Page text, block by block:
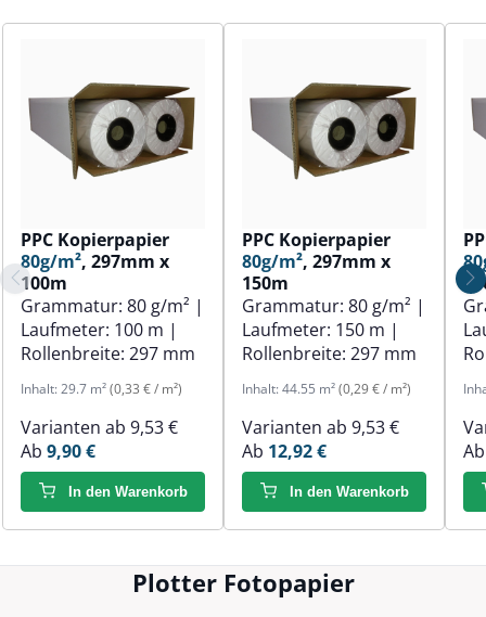
PPC Kopierpapier
80g/m², 297mm x
100m
Grammatur: 80 g/m² |
Laufmeter: 100 m |
Rollenbreite: 297 mm
Inhalt: 29.7 m²(0,33 € / m²)
Varianten ab 9,53 €
Ab 9,90 €
In den Warenkorb
PPC Kopierpapier
80g/m², 297mm x
150m
Grammatur: 80 g/m² |
Laufmeter: 150 m |
Rollenbreite: 297 mm
Inhalt: 44.55 m²(0,29 € / m²)
Varianten ab 9,53 €
Ab 12,92 €
In den Warenkorb
Plotter Fotopapier